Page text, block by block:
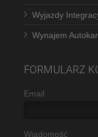
Wyjazdy
Wynajem
FORMULARZ
Email
Wiadomość